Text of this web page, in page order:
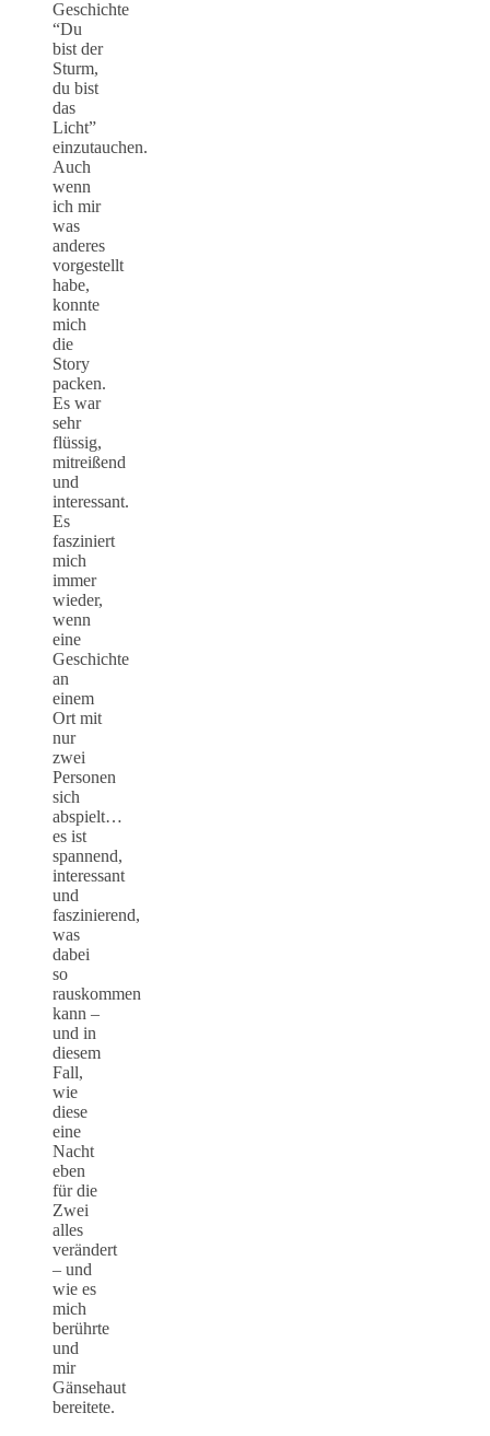
Geschichte
“Du
bist der
Sturm,
du bist
das
Licht”
einzutauchen.
Auch
wenn
ich mir
was
anderes
vorgestellt
habe,
konnte
mich
die
Story
packen.
Es war
sehr
flüssig,
mitreißend
und
interessant.
Es
fasziniert
mich
immer
wieder,
wenn
eine
Geschichte
an
einem
Ort mit
nur
zwei
Personen
sich
abspielt…
es ist
spannend,
interessant
und
faszinierend,
was
dabei
so
rauskommen
kann –
und in
diesem
Fall,
wie
diese
eine
Nacht
eben
für die
Zwei
alles
verändert
– und
wie es
mich
berührte
und
mir
Gänsehaut
bereitete.